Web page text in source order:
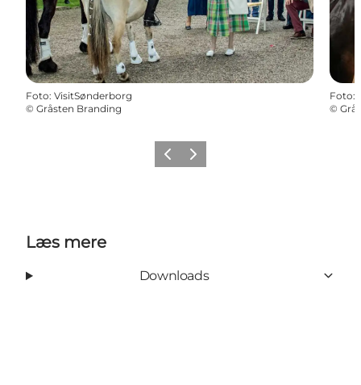
Foto: VisitSønderborg
© Gråsten Branding
Foto:
©
ForrigeNæste
Læs mere
Downloads